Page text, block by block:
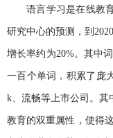
语言学习是在线教
研究中心的预测，到
增长率约为20%。其中
一百个单词，积累了庞
k、流畅等上市公司。
教育的双重属性，使得